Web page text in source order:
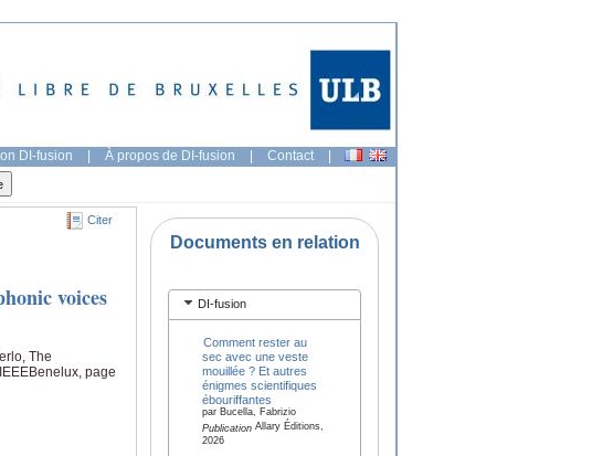
DI-fusion | À propos de DI-fusion | Contact |
Citer
voices
The
page
Documents en relation
DI-fusion
Comment rester au
sec avec une veste
mouillée ? Et autres
énigmes scientifiques
ébouriffantes
par Bucella, Fabrizio
PublicationAllary Éditions,
2026